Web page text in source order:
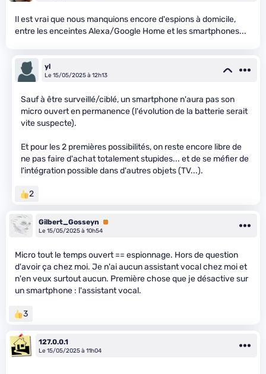
Il est vrai que nous manquions encore d'espions à domicile,
entre les enceintes Alexa/Google Home et les smartphones...
yl
Le 15/05/2025 à 12h13
Sauf à être surveillé/ciblé, un smartphone n'aura pas son
micro ouvert en permanence (l'évolution de la batterie serait
vite suspecte).
Et pour les 2 premières possibilités, on reste encore libre de
ne pas faire d'achat totalement stupides... et de se méfier de
l'intégration possible dans d'autres objets (TV...).
2
Gilbert_Gosseyn
Premium
Le 15/05/2025 à 10h54
Micro tout le temps ouvert == espionnage. Hors de question
d'avoir ça chez moi. Je n'ai aucun assistant vocal chez moi et
n'en veux surtout aucun. Première chose que je désactive sur
un smartphone : l'assistant vocal.
3
127.0.0.1
Le 15/05/2025 à 11h04